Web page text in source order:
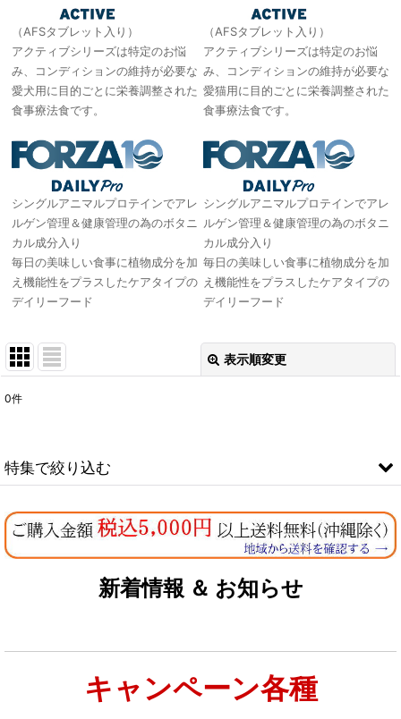
（AFSタブレット入り）
アクティブシリーズは特定のお悩
み、コンディションの維持が必要な
愛犬用に目的ごとに栄養調整された
食事療法食です。
シングルアニマルプロテインでアレ
ルゲン管理＆健康管理の為のボタニ
カル成分入り
毎日の美味しい食事に植物成分を加
え機能性をプラスしたケアタイプの
デイリーフード
（AFSタブレット入り）
アクティブシリーズは特定のお悩
み、コンディションの維持が必要な
愛猫用に目的ごとに栄養調整された
食事療法食です。
シングルアニマルプロテインでアレ
ルゲン管理＆健康管理の為のボタニ
カル成分入り
毎日の美味しい食事に植物成分を加
え機能性をプラスしたケアタイプの
デイリーフード
表示順変更
絞り込む
0件
特集で絞り込む
なちゅのオリジナルセット
お試しドライフード少量パック犬用
特集：大型犬＆多頭飼い用：セット＆大袋ドッグフード
新着情報 ＆ お知らせ
キャンペーン各種